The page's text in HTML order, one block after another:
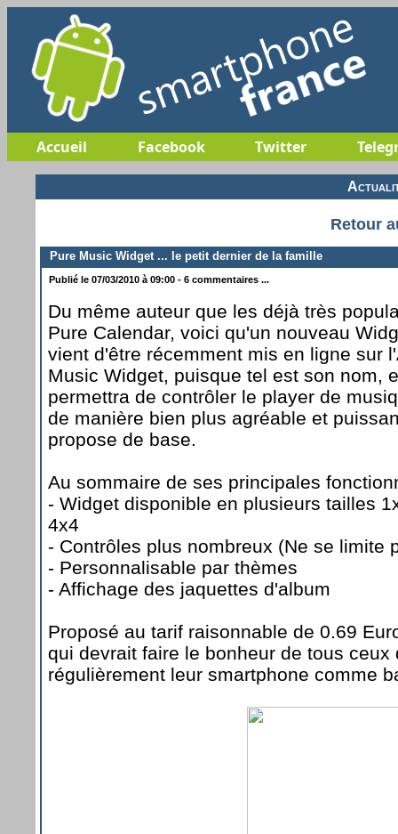
Accueil Facebook Twitter
Retour
Pure Music Widget ... le petit dernier de la famille
Publié le 07/03/2010 à 09:00 - 6 commentaires ...
Du même auteur que les déjà très
Pure Calendar, voici qu'un nouveau
vient d'être récemment mis en ligne sur
Music Widget, puisque tel est son nom,
permettra de contrôler le player de
de manière bien plus agréable et
propose de base.
Au sommaire de ses principales
- Widget disponible en plusieurs tailles
4x4
- Contrôles plus nombreux (Ne se limite
- Personnalisable par thèmes
- Affichage des jaquettes d'album
Proposé au tarif raisonnable de 0.69
qui devrait faire le bonheur de tous ceux
régulièrement leur smartphone comme